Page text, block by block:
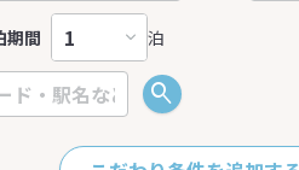
期間 泊